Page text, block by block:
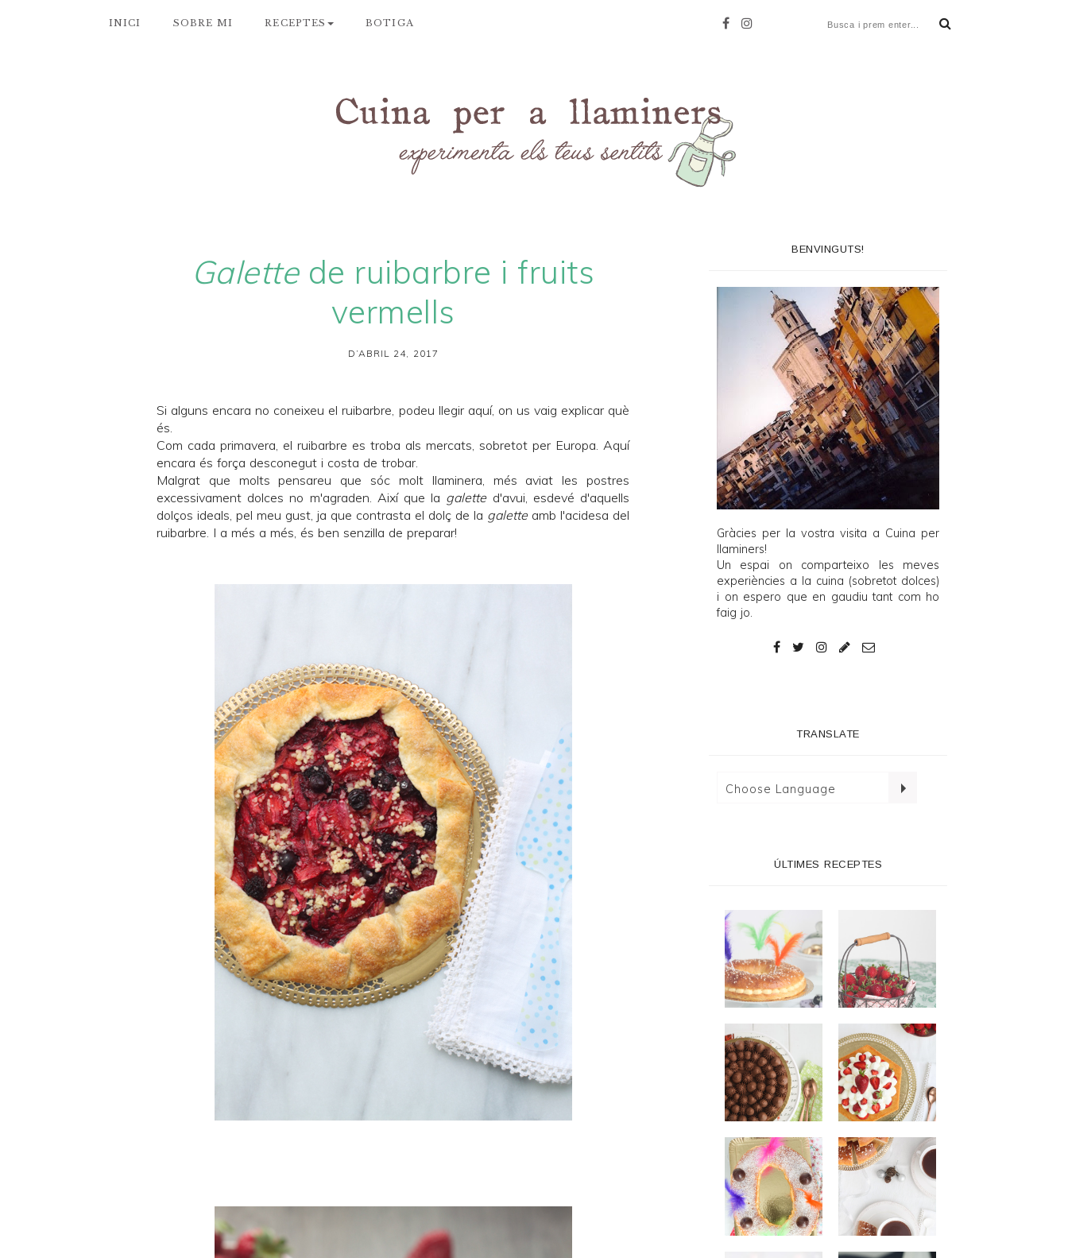
INICI SOBRE MI RECEPTES BOTIGA
Galettede ruibarbre i fruits
vermells
D’ABRIL 24, 2017
Si alguns encara no coneixeu el ruibarbre, podeu llegir aquí, on us vaig explicar què
és.
Com cada primavera, el ruibarbre es troba als mercats, sobretot per Europa. Aquí
encara és força desconegut i costa de trobar.
Malgrat que molts pensareu que sóc molt llaminera, més aviat les postres
excessivament dolces no m'agraden. Així que la galetted'avui, esdevé d'aquells
dolços ideals, pel meu gust, ja que contrasta el dolç de la galetteamb l'acidesa del
ruibarbre. I a més a més, és ben senzilla de preparar!
BENVINGUTS!
Gràcies per la vostra visita a Cuina per
llaminers!
Un espai on comparteixo les meves
experiències a la cuina (sobretot dolces)
i on espero que en gaudiu tant com ho
faig jo.
TRANSLATE
ÚLTIMES RECEPTES